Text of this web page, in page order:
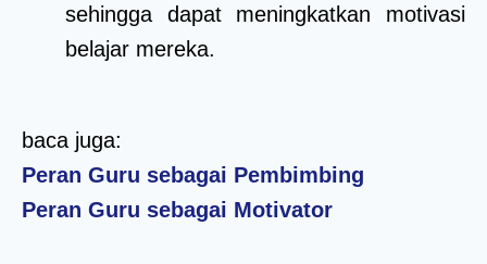
sehingga dapat meningkatkan motivasi
belajar mereka.
baca juga:
Peran Guru sebagai Pembimbing
Peran Guru sebagai Motivator